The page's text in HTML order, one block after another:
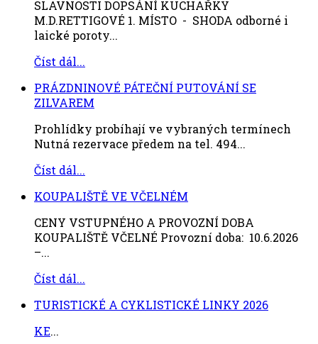
SLAVNOSTI DOPSÁNÍ KUCHAŘKY
M.D.RETTIGOVÉ 1. MÍSTO - SHODA odborné i
laické poroty...
Číst dál...
PRÁZDNINOVÉ PÁTEČNÍ PUTOVÁNÍ SE
ZILVAREM
Prohlídky probíhají ve vybraných termínech
Nutná rezervace předem na tel. 494...
Číst dál...
KOUPALIŠTĚ VE VČELNÉM
CENY VSTUPNÉHO A PROVOZNÍ DOBA
KOUPALIŠTĚ VČELNÉ Provozní doba: 10.6.2026
–...
Číst dál...
TURISTICKÉ A CYKLISTICKÉ LINKY 2026
KE...